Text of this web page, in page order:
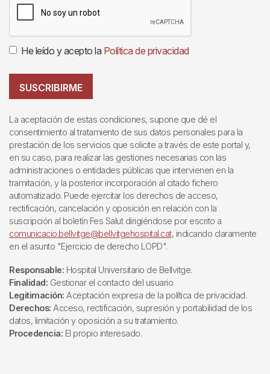
He leído y acepto la Política de privacidad
SUSCRIBIRME
La aceptación de estas condiciones, supone que dé el
consentimiento al tratamiento de sus datos personales para la
prestación de los servicios que solicite a través de este portal y,
en su caso, para realizar las gestiones necesarias con las
administraciones o entidades públicas que intervienen en la
tramitación, y la posterior incorporación al citado fichero
automatizado. Puede ejercitar los derechos de acceso,
rectificación, cancelación y oposición en relación con la
suscripción al boletín Fes Salut dirigiéndose por escrito a
comunicacio.bellvitge@bellvitgehospital.cat, indicando claramente
en el asunto "Ejercicio de derecho LOPD".
Responsable: Hospital Universitario de Bellvitge.
Finalidad: Gestionar el contacto del usuario
Legitimación: Aceptación expresa de la política de privacidad.
Derechos: Acceso, rectificación, supresión y portabilidad de los
datos, limitación y oposición a su tratamiento.
Procedencia: El propio interesado.